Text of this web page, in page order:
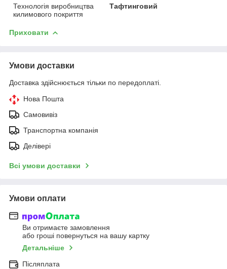
Технологія виробництва
килимового покриття
Тафтинговий
Приховати
Умови доставки
Доставка здійснюється тільки по передоплаті.
Нова Пошта
Самовивіз
Транспортна компанія
Делівері
Всі умови доставки
Умови оплати
Ви отримаєте замовлення
або гроші повернуться на вашу картку
Детальніше
Післяплата